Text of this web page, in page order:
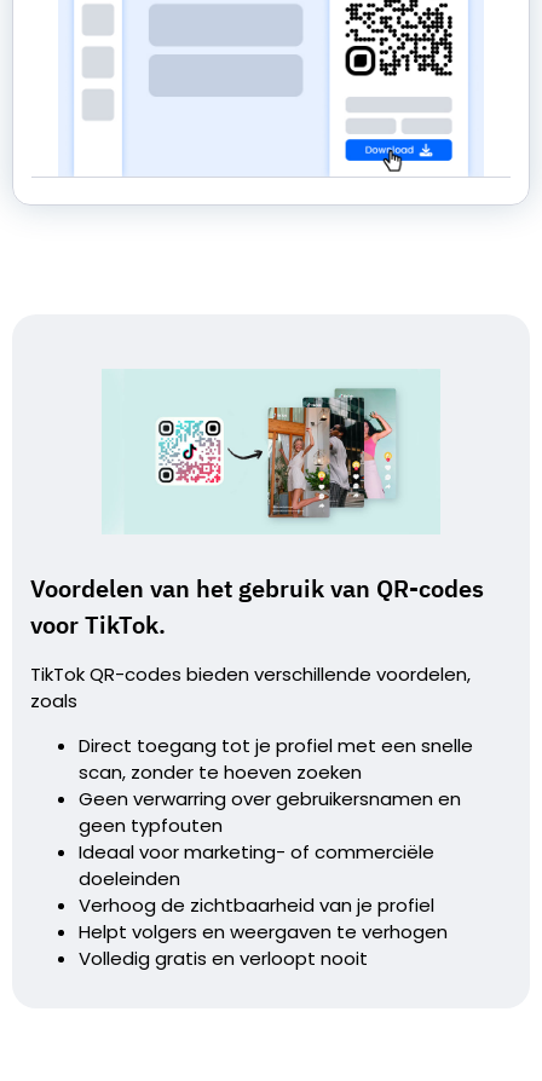
Voordelen van het gebruik van QR-codes
voor TikTok.
TikTok QR-codes bieden verschillende voordelen,
zoals
Direct toegang tot je profiel met een snelle
scan, zonder te hoeven zoeken
Geen verwarring over gebruikersnamen en
geen typfouten
Ideaal voor marketing- of commerciële
doeleinden
Verhoog de zichtbaarheid van je profiel
Helpt volgers en weergaven te verhogen
Volledig gratis en verloopt nooit